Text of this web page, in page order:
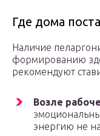
Где дома
Наличие
формированию
рекомендуют
Возле
энергию не